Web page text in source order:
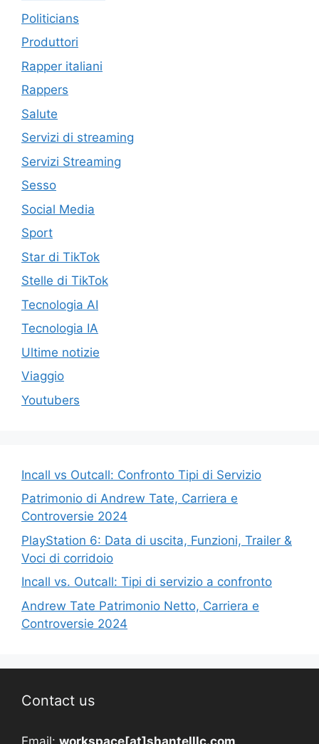
Politicians
Produttori
Rapper italiani
Rappers
Salute
Servizi di streaming
Servizi Streaming
Sesso
Social Media
Sport
Star di TikTok
Stelle di TikTok
Tecnologia AI
Tecnologia IA
Ultime notizie
Viaggio
Youtubers
Incall vs Outcall: Confronto Tipi di Servizio
Patrimonio di Andrew Tate, Carriera e
Controversie 2024
PlayStation 6: Data di uscita, Funzioni, Trailer &
Voci di corridoio
Incall vs. Outcall: Tipi di servizio a confronto
Andrew Tate Patrimonio Netto, Carriera e
Controversie 2024
Contact us
Email: workspace[at]shantelllc.com